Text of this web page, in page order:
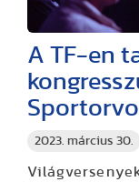
2023. március 30.
A TF-en